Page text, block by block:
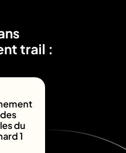
trail :
du
1